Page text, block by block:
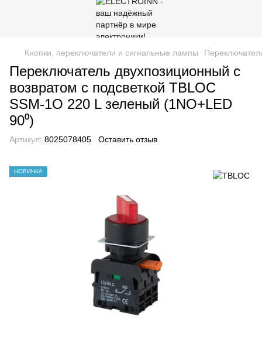
Кнопки, переключатели и сигнальные лампы
Переключатель двухпозиционный с
возвратом с подсветкой TBLOC
SSM-1O 220 L зеленый (1NO+LED
90⁰)
Артикул: 8025078405 Оставить отзыв
НОВИНКА